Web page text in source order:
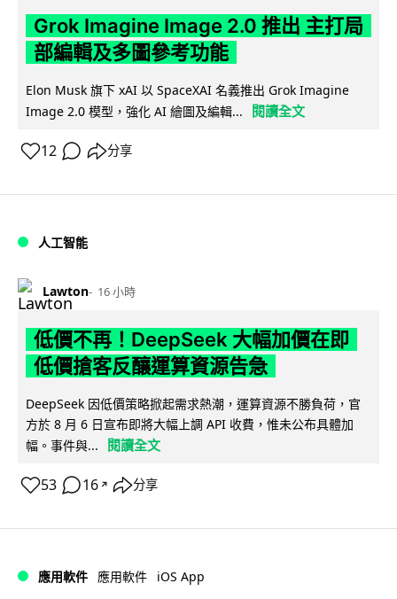
Grok Imagine Image 2.0 推出 主打局
部編輯及多圖參考功能
Elon Musk 旗下 xAI 以 SpaceXAI 名義推出 Grok Imagine
Image 2.0 模型，強化 AI 繪圖及編輯...
閱讀全文
12 分享
人工智能
Lawton 16 小時
低價不再！DeepSeek 大幅加價在即
低價搶客反釀運算資源告急
DeepSeek 因低價策略掀起需求熱潮，運算資源不勝負荷，官
方於 8 月 6 日宣布即將大幅上調 API 收費，惟未公布具體加
幅。事件與...
閱讀全文
53 16 ↗ 分享
應用軟件 應用軟件 iOS App